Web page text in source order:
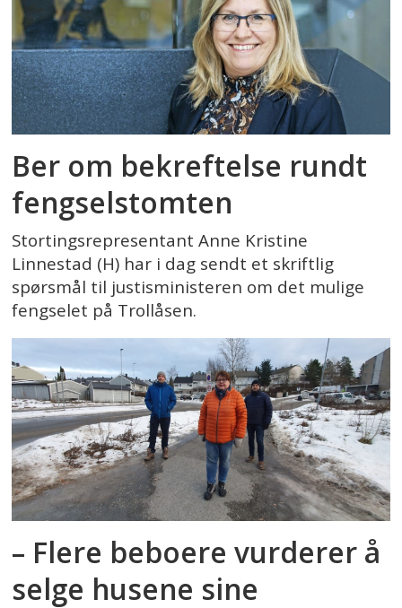
Ber om bekreftelse rundt
fengselstomten
Stortingsrepresentant Anne Kristine
Linnestad (H) har i dag sendt et skriftlig
spørsmål til justisministeren om det mulige
fengselet på Trollåsen.
– Flere beboere vurderer å
selge husene sine